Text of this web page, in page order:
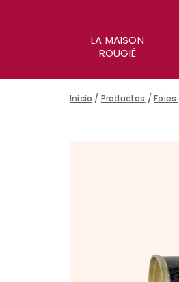
LA MAISON
ROUGIÉ
Inicio / Productos /Foies